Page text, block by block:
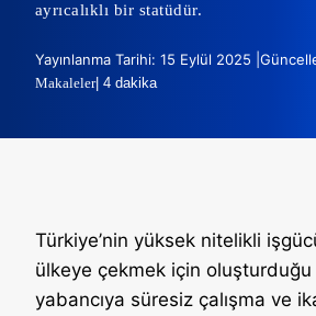
ayrıcalıklı bir statüdür.
Yayınlanma Tarihi: 15 Eylül 2025 |
Makaleler| 4 dakika
Türkiye’nin yüksek nitelikli
ülkeye çekmek için
yabancıya süresiz çalışma ve